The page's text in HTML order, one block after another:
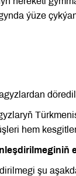
ýüze
hem
şu